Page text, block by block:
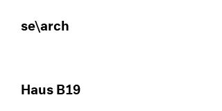
se\arch
Haus B19